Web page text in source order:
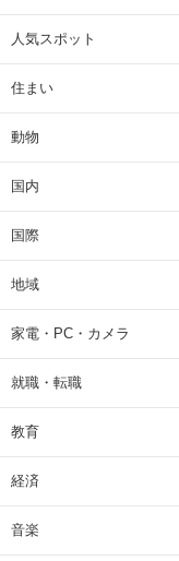
人気スポット
住まい
動物
国内
国際
地域
家電・PC・カメラ
就職・転職
教育
経済
音楽